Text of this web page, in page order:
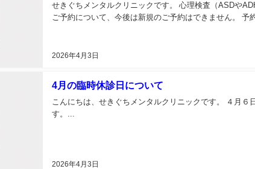
2026年4月3日
せきぐちメンタルクリニックです。 心理検査（ASDや
ご予約について、今後は新規のご予約はできません。 予
4月の臨時休診日について
2026年4月3日
こんにちは、せきぐちメンタルクリニックです。 ４月
す。...